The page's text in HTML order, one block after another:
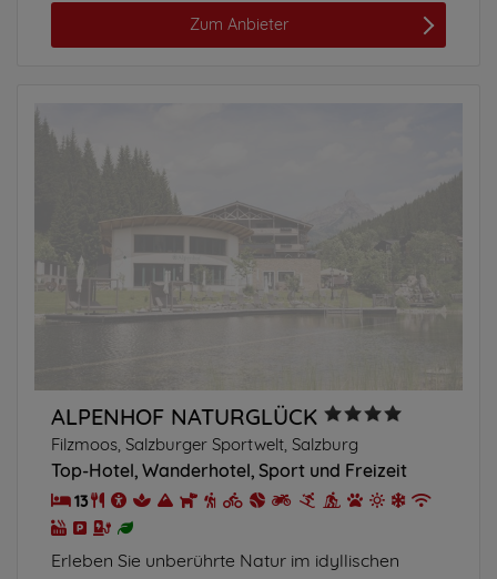
Zum Anbieter
ALPENHOF NATURGLÜCK
Filzmoos, Salzburger Sportwelt, Salzburg
Top-Hotel Wanderhotel Sport und Freizeit
13
Erleben Sie unberührte Natur im idyllischen